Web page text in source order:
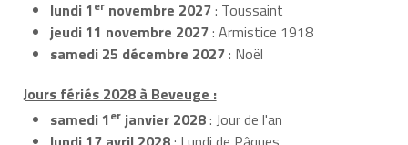
lundi 1er novembre 2027: Toussaint
jeudi 11 novembre 2027: Armistice 1918
samedi 25 décembre 2027: Noël
Jours fériés 2028 à Beveuge :
samedi 1er janvier 2028: Jour de l'an